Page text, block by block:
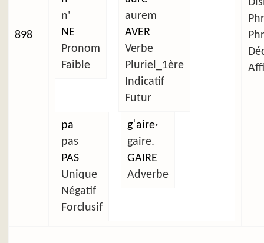
898
n'
NE
Pronom
Faible
aurem
AVER
Verbe
Pluriel_1ère
Indicatif
Futur
pa
pas
PAS
Unique
Négatif
Forclusif
gˈaireˑ
gaire.
GAIRE
Adverbe